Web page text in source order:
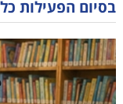
בסיום הפעילות